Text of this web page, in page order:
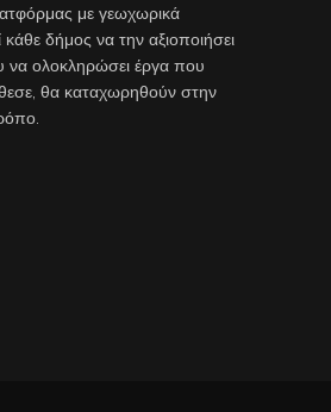
με γεωχωρικά
δήμος να την αξιοποιήσει
να ολοκληρώσει έργα που
θα καταχωρηθούν στην